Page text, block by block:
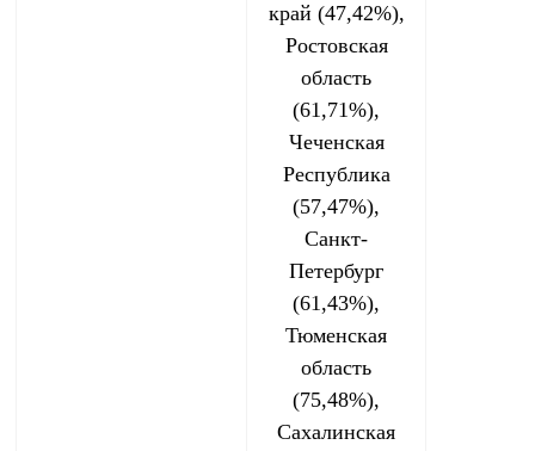
край (47,42%),
Ростовская
область
(61,71%),
Чеченская
Республика
(57,47%),
Санкт-
Петербург
(61,43%),
Тюменская
область
(75,48%),
Сахалинская